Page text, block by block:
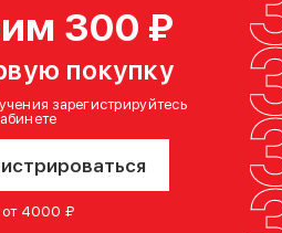
300 ₽
покупку
зарегистрируйтесь
от 4000 ₽